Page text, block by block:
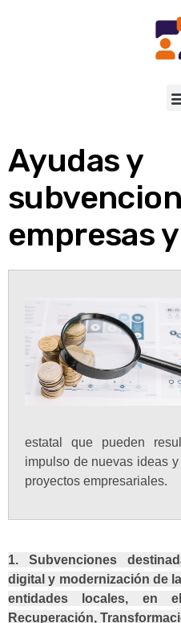
Ayudas y
empresas y
estatal que pueden
impulso de nuevas ideas
proyectos empresariales.
1. Subvenciones
digital y modernización de
entidades locales, en
Recuperación,